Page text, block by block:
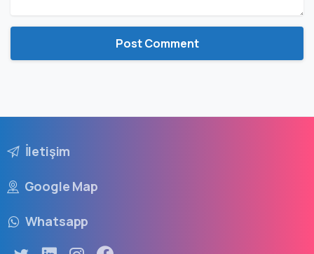
İletişim
Google Map
Whatsapp